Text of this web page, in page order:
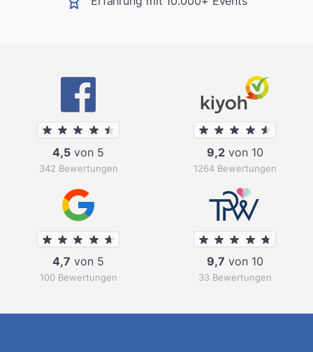
4,5 von 5
342 Bewertungen
9,2von 10
1264 Bewertungen
4,7 von 5
100 Bewertungen
9,7 von 10
33 Bewertungen